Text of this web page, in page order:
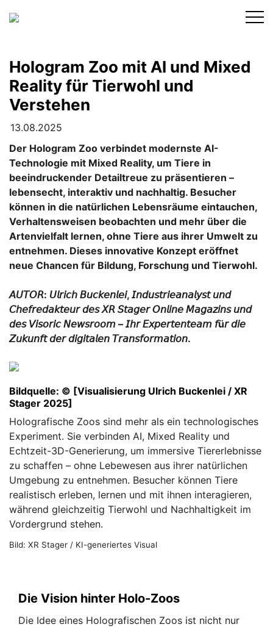
Hologram Zoo mit AI und Mixed
Reality für Tierwohl und
Verstehen
13.08.2025
Der Hologram Zoo verbindet modernste AI-
Technologie mit Mixed Reality, um Tiere in
beeindruckender Detailtreue zu präsentieren –
lebensecht, interaktiv und nachhaltig. Besucher
können in die natürlichen Lebensräume eintauchen,
Verhaltensweisen beobachten und mehr über die
Artenvielfalt lernen, ohne Tiere aus ihrer Umwelt zu
entnehmen. Dieses innovative Konzept eröffnet
neue Chancen für Bildung, Forschung und Tierwohl.
𝘈𝘜𝘛𝘖𝘙: 𝘜𝘭𝘳𝘪𝘤𝘩 𝘉𝘶𝘤𝘬𝘦𝘯𝘭𝘦𝘪, 𝘐𝘯𝘥𝘶𝘴𝘵𝘳𝘪𝘦𝘢𝘯𝘢𝘭𝘺𝘴𝘵 𝘶𝘯𝘥
𝘊𝘩𝘦𝘧𝘳𝘦𝘥𝘢𝘬𝘵𝘦𝘶𝘳 𝘥𝘦𝘴 𝘟𝘙 𝘚𝘵𝘢𝘨𝘦𝘳 𝘖𝘯𝘭𝘪𝘯𝘦 𝘔𝘢𝘨𝘢𝘻𝘪𝘯𝘴 𝘶𝘯𝘥
𝘥𝘦𝘴 𝘝𝘪𝘴𝘰𝘳𝘪𝘤 𝘕𝘦𝘸𝘴𝘳𝘰𝘰𝘮 – 𝘐𝘩𝘳 𝘌𝘹𝘱𝘦𝘳𝘵𝘦𝘯𝘵𝘦𝘢𝘮 𝘧ü𝘳 𝘥𝘪𝘦
𝘡𝘶𝘬𝘶𝘯𝘧𝘵 𝘥𝘦𝘳 𝘥𝘪𝘨𝘪𝘵𝘢𝘭𝘦𝘯 𝘛𝘳𝘢𝘯𝘴𝘧𝘰𝘳𝘮𝘢𝘵𝘪𝘰𝘯.
Bildquelle: © [Visualisierung Ulrich Buckenlei / XR
Stager 2025]
Holografische Zoos sind mehr als ein technologisches
Experiment. Sie verbinden AI, Mixed Reality und
Echtzeit-3D-Generierung, um immersive Tiererlebnisse
zu schaffen – ohne Lebewesen aus ihrer natürlichen
Umgebung zu entnehmen. Besucher können Tiere
realistisch erleben, lernen und mit ihnen interagieren,
während gleichzeitig Tierwohl und Nachhaltigkeit im
Vordergrund stehen.
Bild: XR Stager / KI-generiertes Visual
Die Vision hinter Holo-Zoos
Die Idee eines Holografischen Zoos ist nicht nur